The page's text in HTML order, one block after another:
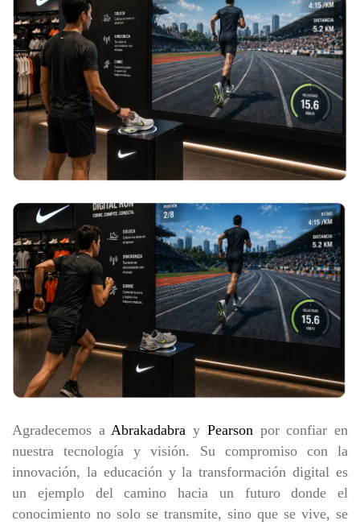
Agradecemos a Abrakadabra y Pearson por confiar en
nuestra tecnología y visión. Su compromiso con la
innovación, la educación y la transformación digital es
un ejemplo del camino hacia un futuro donde el
conocimiento no solo se transmite, sino que se vive, se